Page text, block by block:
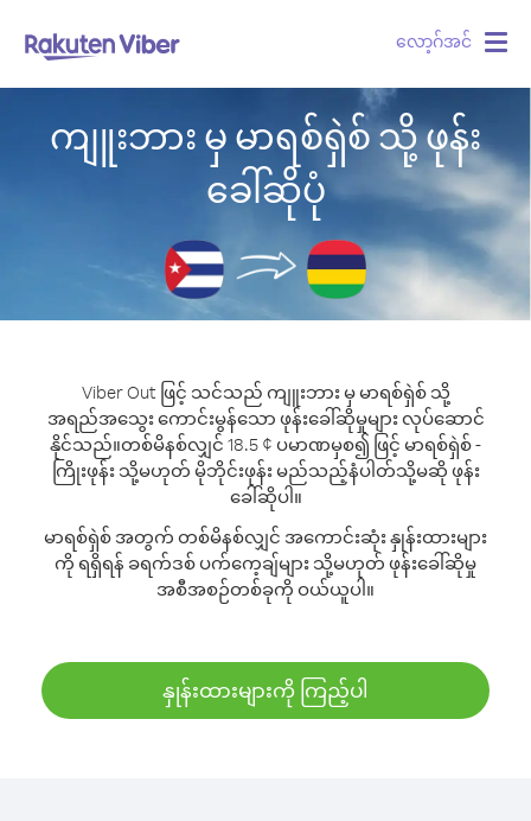
လော့ဂ်အင်
ကျူးဘား မှ မာရစ်ရှဲစ် သို့ ဖုန်း
ခေါ်ဆိုပုံ
Viber Out ဖြင့် သင်သည် ကျူးဘား မှ မာရစ်ရှဲစ် သို့
အရည်အသွေး ကောင်းမွန်သော ဖုန်းခေါ်ဆိုမှုများ လုပ်ဆောင်
နိုင်သည်။တစ်မိနစ်လျှင် 18.5 ¢ ပမာဏမှစ၍ ဖြင့် မာရစ်ရှဲစ် -
ကြိုးဖုန်း သို့မဟုတ် မိုဘိုင်းဖုန်း မည်သည့်နံပါတ်သို့မဆို ဖုန်း
ခေါ်ဆိုပါ။
မာရစ်ရှဲစ် အတွက် တစ်မိနစ်လျှင် အကောင်းဆုံး နှုန်းထားများ
ကို ရရှိရန် ခရက်ဒစ် ပက်ကေ့ချ်များ သို့မဟုတ် ဖုန်းခေါ်ဆိုမှု
အစီအစဉ်တစ်ခုကို ဝယ်ယူပါ။
နှုန်းထားများကို ကြည့်ပါ